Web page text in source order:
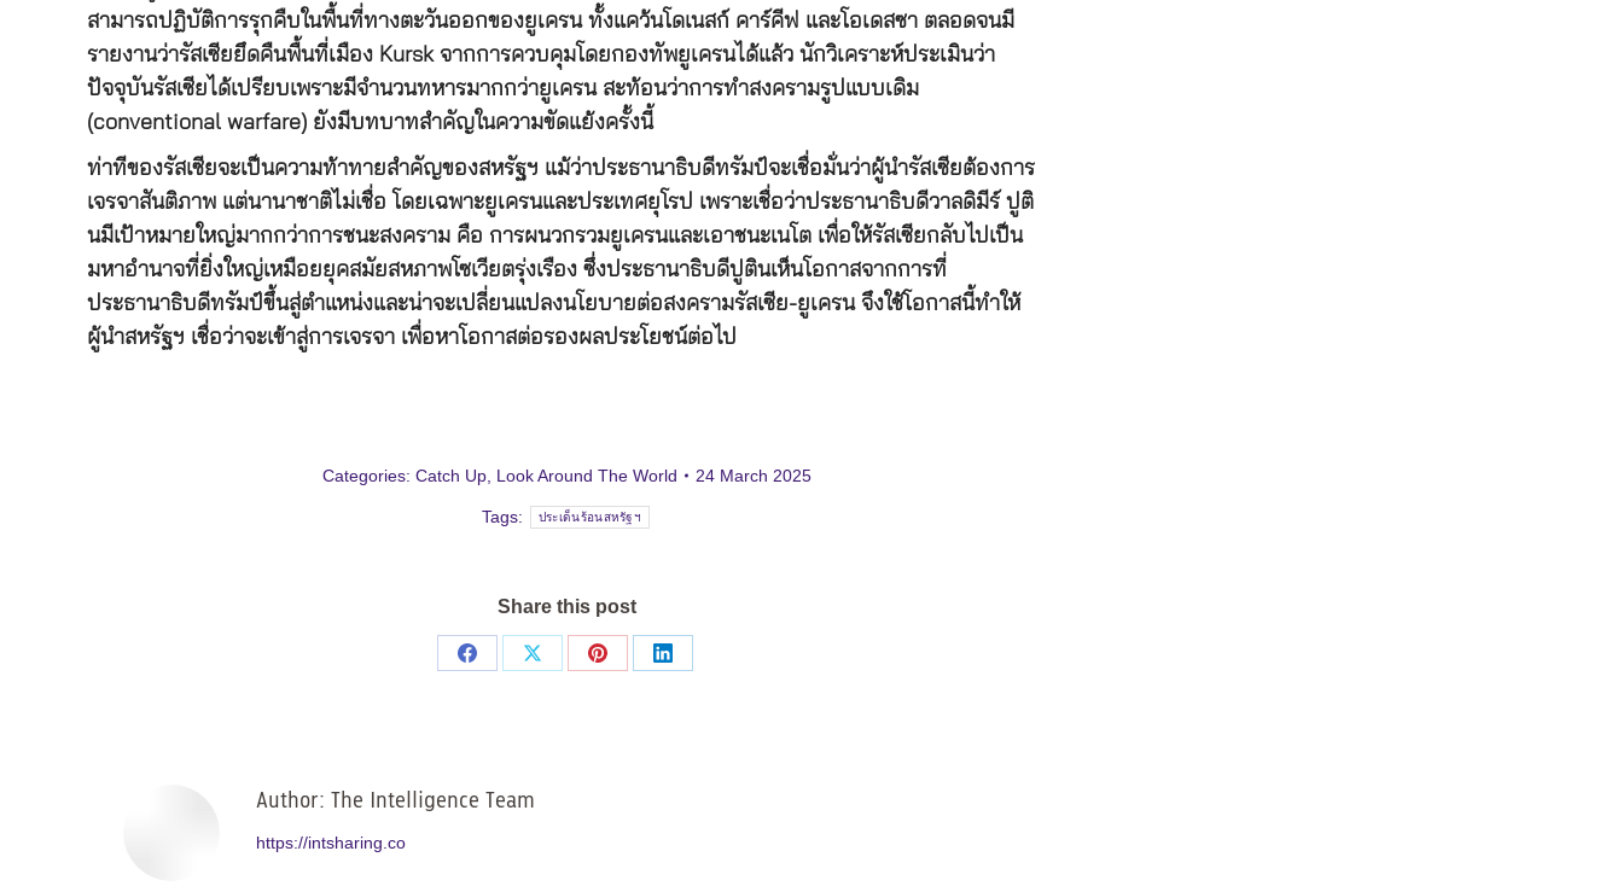
สามารถปฏิบัติการรุกคืบในพื้นที่ทางตะวันออกของยูเครน ทั้งแคว้นโดเนสก์ คาร์คีฟ และโอเดสซา ตลอดจนมี
รายงานว่ารัสเซียยึดคืนพื้นที่เมือง Kursk จากการควบคุมโดยกองทัพยูเครนได้แล้ว นักวิเคราะห์ประเมินว่า
ปัจจุบันรัสเซียได้เปรียบเพราะมีจำนวนทหารมากกว่ายูเครน สะท้อนว่าการทำสงครามรูปแบบเดิม
(conventional warfare) ยังมีบทบาทสำคัญในความขัดแย้งครั้งนี้
ท่าทีของรัสเซียจะเป็นความท้าทายสำคัญของสหรัฐฯ แม้ว่าประธานาธิบดีทรัมป์จะเชื่อมั่นว่าผู้นำรัสเซียต้องการ
เจรจาสันติภาพ แต่นานาชาติไม่เชื่อ โดยเฉพาะยูเครนและประเทศยุโรป เพราะเชื่อว่าประธานาธิบดีวาลดิมีร์ ปูติ
นมีเป้าหมายใหญ่มากกว่าการชนะสงคราม คือ การผนวกรวมยูเครนและเอาชนะเนโต เพื่อให้รัสเซียกลับไปเป็น
มหาอำนาจที่ยิ่งใหญ่เหมือยยุคสมัยสหภาพโซเวียตรุ่งเรือง ซึ่งประธานาธิบดีปูตินเห็นโอกาสจากการที่
ประธานาธิบดีทรัมป์ขึ้นสู่ตำแหน่งและน่าจะเปลี่ยนแปลงนโยบายต่อสงครามรัสเซีย-ยูเครน จึงใช้โอกาสนี้ทำให้
ผู้นำสหรัฐฯ เชื่อว่าจะเข้าสู่การเจรจา เพื่อหาโอกาสต่อรองผลประโยชน์ต่อไป
Categories: Catch Up Look Around The World 24 March 2025
Tags: ประเด็นร้อนสหรัฐฯ
Share this post
Share
Share
Share
Share
Author: The Intelligence Team
https://intsharing.co